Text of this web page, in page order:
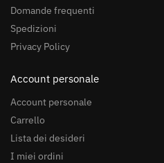
Domande frequenti
Spedizioni
Privacy Policy
Account personale
Account personale
Carrello
Lista dei desideri
I miei ordini